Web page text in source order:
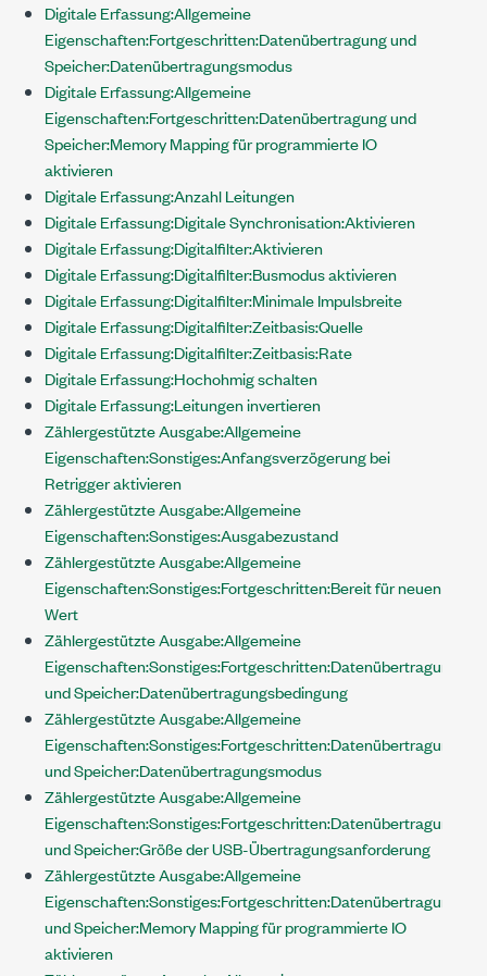
Digitale Erfassung:Allgemeine
Eigenschaften:Fortgeschritten:Datenübertragung und
Speicher:Datenübertragungsmodus
Digitale Erfassung:Allgemeine
Eigenschaften:Fortgeschritten:Datenübertragung und
Speicher:Memory Mapping für programmierte IO
aktivieren
Digitale Erfassung:Anzahl Leitungen
Digitale Erfassung:Digitale Synchronisation:Aktivieren
Digitale Erfassung:Digitalfilter:Aktivieren
Digitale Erfassung:Digitalfilter:Busmodus aktivieren
Digitale Erfassung:Digitalfilter:Minimale Impulsbreite
Digitale Erfassung:Digitalfilter:Zeitbasis:Quelle
Digitale Erfassung:Digitalfilter:Zeitbasis:Rate
Digitale Erfassung:Hochohmig schalten
Digitale Erfassung:Leitungen invertieren
Zählergestützte Ausgabe:Allgemeine
Eigenschaften:Sonstiges:Anfangsverzögerung bei
Retrigger aktivieren
Zählergestützte Ausgabe:Allgemeine
Eigenschaften:Sonstiges:Ausgabezustand
Zählergestützte Ausgabe:Allgemeine
Eigenschaften:Sonstiges:Fortgeschritten:Bereit für neuen
Wert
Zählergestützte Ausgabe:Allgemeine
Eigenschaften:Sonstiges:Fortgeschritten:Datenübertragung
und Speicher:Datenübertragungsbedingung
Zählergestützte Ausgabe:Allgemeine
Eigenschaften:Sonstiges:Fortgeschritten:Datenübertragung
und Speicher:Datenübertragungsmodus
Zählergestützte Ausgabe:Allgemeine
Eigenschaften:Sonstiges:Fortgeschritten:Datenübertragung
und Speicher:Größe der USB-Übertragungsanforderung
Zählergestützte Ausgabe:Allgemeine
Eigenschaften:Sonstiges:Fortgeschritten:Datenübertragung
und Speicher:Memory Mapping für programmierte IO
aktivieren